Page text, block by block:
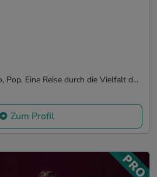
Pop. Eine Reise durch die Vielfalt d...
Zum Profil